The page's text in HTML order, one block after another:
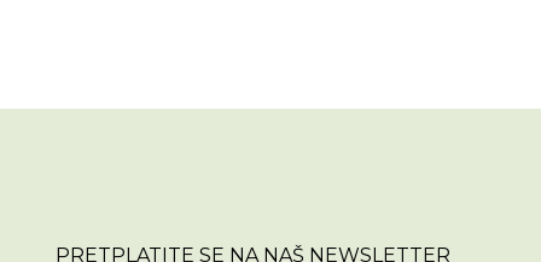
PRETPLATITE SE NA NAŠ NEWSLETTER